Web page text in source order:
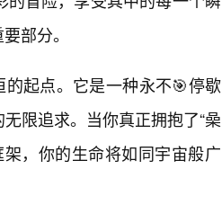
部分。
的起点。它是一种永不🎯停歇
限追求。当你真正拥抱了“喿
，你的生命将如同宇宙般广